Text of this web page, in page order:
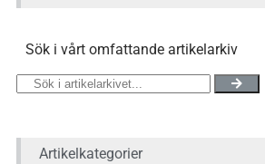
Sök i vårt omfattande artikelarkiv
Artikelkategorier